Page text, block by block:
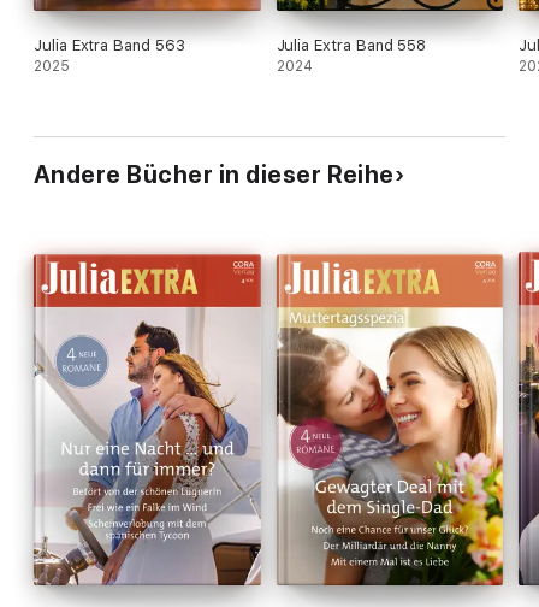
Julia Extra Band 563
2025
Julia Extra Band 558
2024
Andere Bücher in dieser Reihe